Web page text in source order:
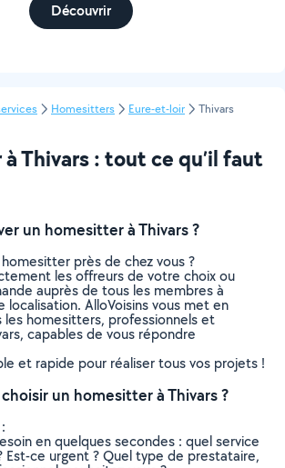
Découvrir
Homesitters Eure-et-loir Thivars
Thivars : tout ce qu’il faut
un homesitter à Thivars ?
près de chez vous ?
les offreurs de votre choix ou
auprès de tous les membres à
localisation. AlloVoisins vous met en
les homesitters, professionnels et
capables de vous répondre
et rapide pour réaliser tous vos projets !
un homesitter à Thivars ?
en quelques secondes : quel service
Est-ce urgent ? Quel type de prestataire,